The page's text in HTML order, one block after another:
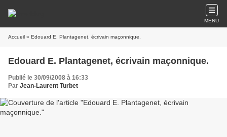
MENU
Accueil » Edouard E. Plantagenet, écrivain maçonnique.
Edouard E. Plantagenet, écrivain maçonnique.
Publié le 30/09/2008 à 16:33
Par Jean-Laurent Turbet